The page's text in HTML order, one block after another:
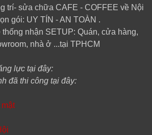
trí- sửa chữa CAFE - COFFEE về Nội
gói: UY TÍN - AN TOÀN .
thống nhận SETUP: Quán, cửa hàng,
nhà ở ...tại TPHCM
lực tại đây:
đã thi công tại đây: